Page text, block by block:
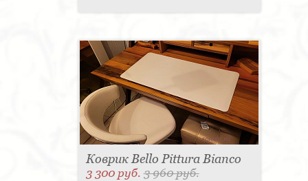
Коврик Bello Pittura Bianco
3 300 руб.3 960 руб.